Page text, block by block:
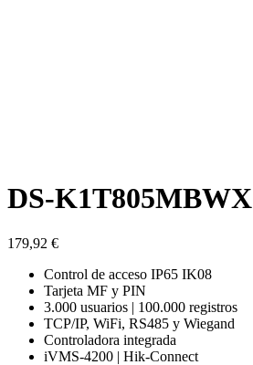
DS-K1T805MBWX
179,92 €
Control de acceso IP65 IK08
Tarjeta MF y PIN
3.000 usuarios | 100.000 registros
TCP/IP, WiFi, RS485 y Wiegand
Controladora integrada
iVMS-4200 | Hik-Connect